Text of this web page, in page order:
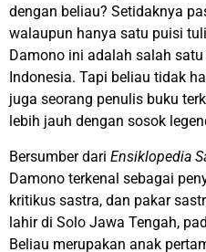
dengan beliau? Setidaknya
walaupun hanya satu puisi
Damono ini adalah salah
Indonesia. Tapi beliau tidak
juga seorang penulis buku
lebih jauh dengan sosok
Bersumber dari Ensiklopedia
Damono terkenal sebagai
kritikus sastra, dan pakar
lahir di Solo Jawa Tengah,
Beliau merupakan anak